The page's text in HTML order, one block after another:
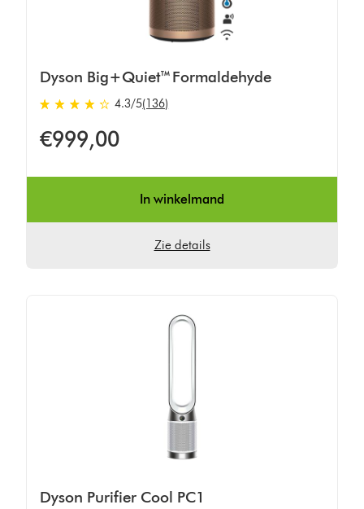
Dyson Big+Quiet™ Formaldehyde
4.3
van
van
4.3/5(136)
€999,00
In winkelmand
Zie details
Dyson Purifier Cool PC1